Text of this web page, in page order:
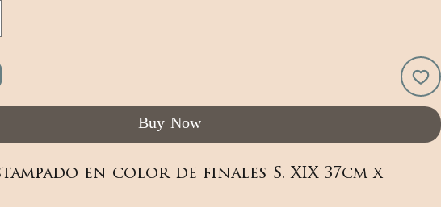
Buy Now
en color de finales S. XIX 37cm x